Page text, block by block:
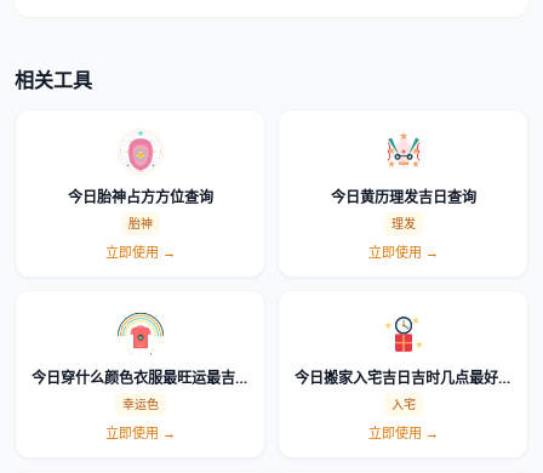
相关工具
今日胎神占方方位查询
胎神
立即使用 →
今日黄历理发吉日查询
理发
立即使用 →
今日穿什么颜色衣服最旺运最吉利
幸运色查询
幸运色
立即使用 →
今日搬家入宅吉日吉时几点最好怎
么选时辰
入宅
立即使用 →